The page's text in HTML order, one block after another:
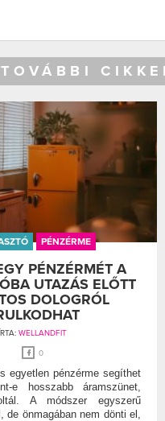
TOVÁBBI
PÉNZÉRME
PÉNZÉRMÉT A
UTAZÁS ELŐTT
DOLOGRÓL
WELLANDFIT
0
egyetlen pénzérme segíthet
e hosszabb áramszünet,
A módszer egyszerű
de önmagában nem dönti el,